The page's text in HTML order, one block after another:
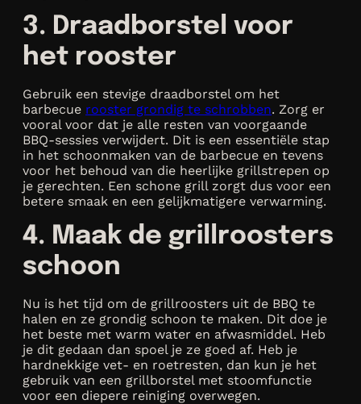
3. Draadborstel voor
het rooster
Gebruik een stevige draadborstel om het
barbecue rooster grondig te schrobben. Zorg er
vooral voor dat je alle resten van voorgaande
BBQ-sessies verwijdert. Dit is een essentiële stap
in het schoonmaken van de barbecue en tevens
voor het behoud van die heerlijke grillstrepen op
je gerechten. Een schone grill zorgt dus voor een
betere smaak en een gelijkmatigere verwarming.
4. Maak de grillroosters
schoon
Nu is het tijd om de grillroosters uit de BBQ te
halen en ze grondig schoon te maken. Dit doe je
het beste met warm water en afwasmiddel. Heb
je dit gedaan dan spoel je ze goed af. Heb je
hardnekkige vet- en roetresten, dan kun je het
gebruik van een grillborstel met stoomfunctie
voor een diepere reiniging overwegen.